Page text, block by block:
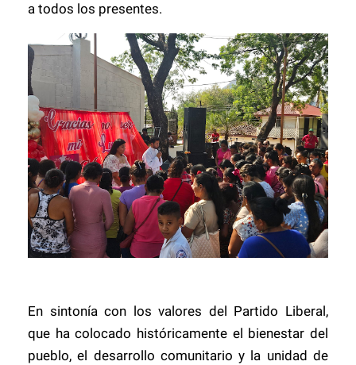
a todos los presentes.
En sintonía con los valores del Partido Liberal,
que ha colocado históricamente el bienestar del
pueblo, el desarrollo comunitario y la unidad de